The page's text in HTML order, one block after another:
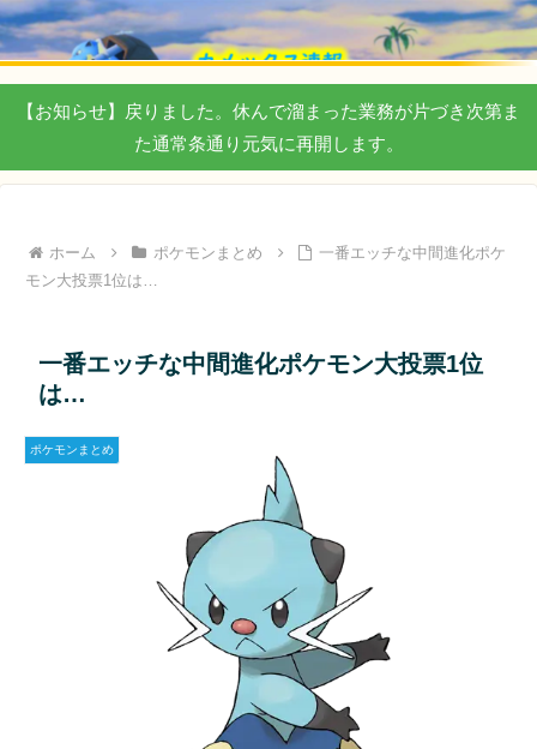
【お知らせ】戻りました。休んで溜まった業務が片づき次第ま
た通常条通り元気に再開します。
ホーム ポケモンまとめ
一番エッチな中間進化ポケ
モン大投票1位は…
一番エッチな中間進化ポケモン大投票1位
は…
ポケモンまとめ